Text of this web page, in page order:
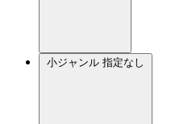
小ジャンル 指定なし